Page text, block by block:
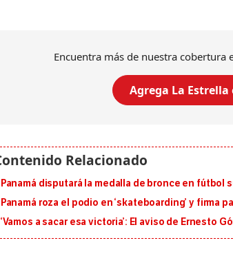
Encuentra más de nuestra cobertura
Agrega La Estrella
Panamá disputará la medalla de bronce en fútbol
Panamá roza el podio en ‘skateboarding’ y firma
‘Vamos a sacar esa victoria’: El aviso de Ernesto